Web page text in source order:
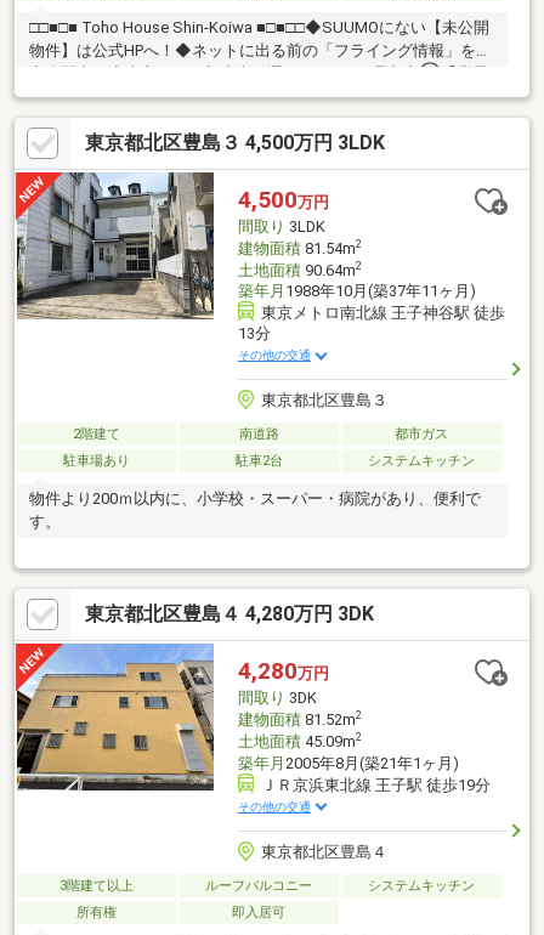
□□■□■ Toho House Shin-Koiwa ■□■□□◆SUUMOにない【未公開
物件】は公式HPへ！◆ネットに出る前の「フライング情報」を限
定公開中！◆東宝ハウス新小岩が選ばれる3つの理由◆①【業界
最低水準の提携住宅ローン】優遇金利＆各種手数料0円！独自審査
でローンに強い！②【未来カレンダー】専用ソフトで将来の資金
計画を無料シミュレーション。③【ご購入後の生涯サポート】売
って終わりではなく、お引渡し後も一生涯お守りします。◆HPに
て【写真付きお客様の声】1400件以上公開中！◆お問合せは【資
料請求】又は【 0120-104-273 】まで！
東京都北区豊島３ 4,500万円 3LDK
4,500万円
間取り 3LDK
建物面積81.54m2
土地面積90.64m2
築年月 1988年10月(築37年11ヶ月)
東京メトロ南北線 王子神谷駅 徒歩
13分
その他の交通
東京都北区豊島３
2階建て 南道路
都市ガス
駐車場あり
駐車2台 システムキッチン
物件より200ｍ以内に、小学校・スーパー・病院があり、便利で
す。
東京都北区豊島４ 4,280万円 3DK
4,280万円
間取り 3DK
建物面積81.52m2
土地面積45.09m2
築年月 2005年8月(築21年1ヶ月)
ＪＲ京浜東北線 王子駅 徒歩19分
その他の交通
東京都北区豊島４
3階建て以上 ルーフバルコニー
システムキッチン
所有権
即入居可